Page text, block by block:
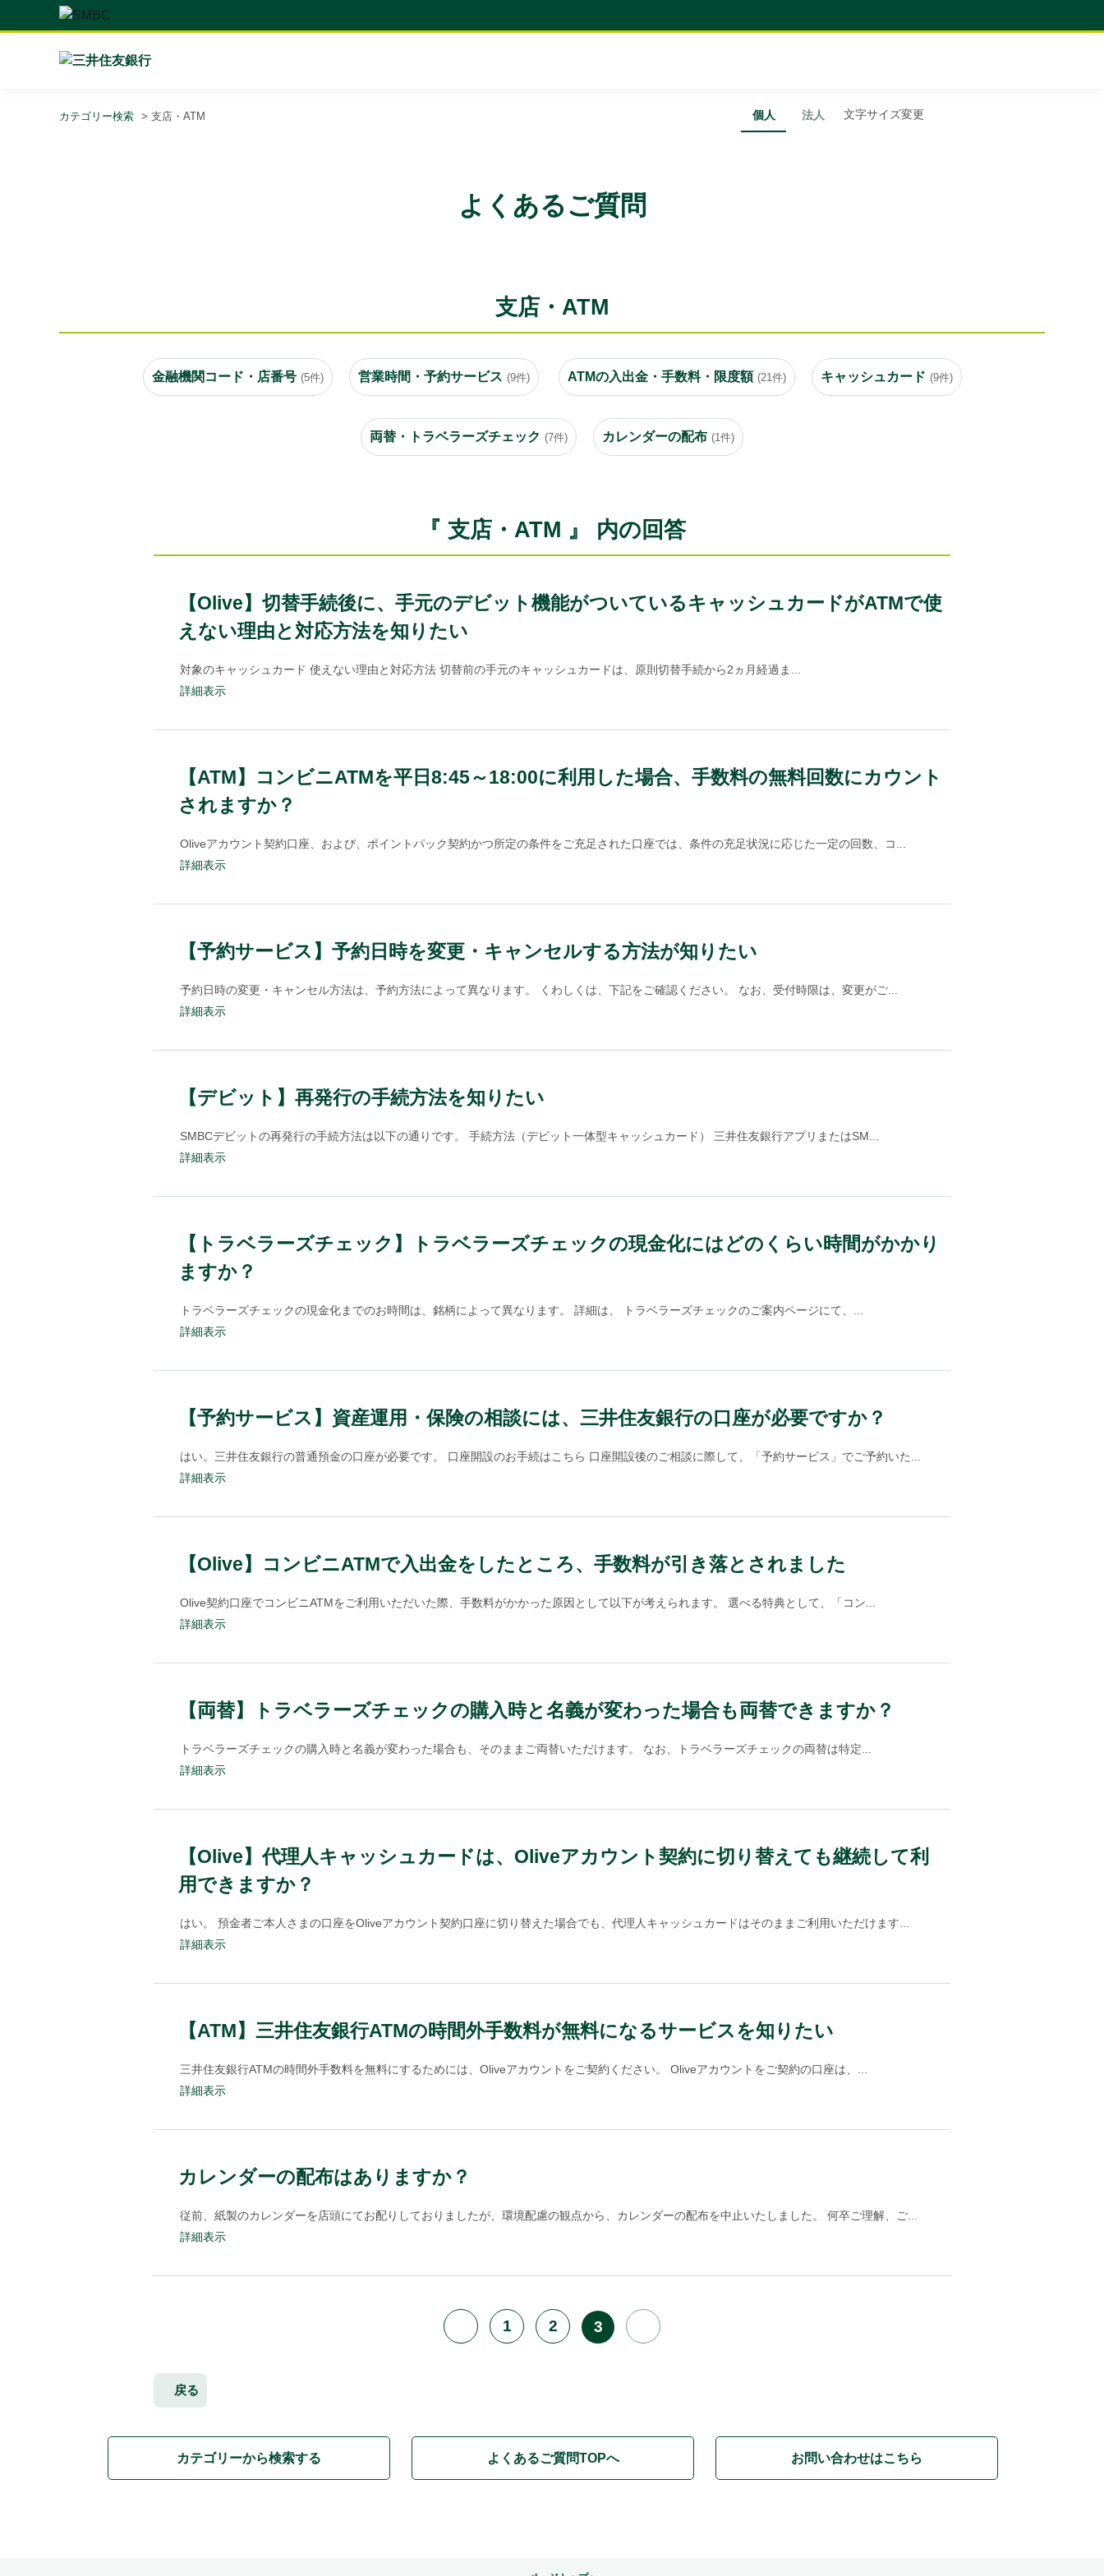
個人 法人 文字サイズ変更
カテゴリー検索 > 支店・ATM
よくあるご質問
支店・ATM
金融機関コード・店番号 (5件) 営業時間・予約サービス (9件) ATMの入出金・手数料・限度額 (21件) キャッシュカード (9件)
両替・トラベラーズチェック (7件) カレンダーの配布 (1件)
『 支店・ATM 』 内の回答
【Olive】切替手続後に、手元のデビット機能がついているキャッシュカードがATMで使
えない理由と対応方法を知りたい
対象のキャッシュカード 使えない理由と対応方法 切替前の手元のキャッシュカードは、原則切替手続から2ヵ月経過ま...
詳細表示
【ATM】コンビニATMを平日8:45～18:00に利用した場合、手数料の無料回数にカウント
されますか？
Oliveアカウント契約口座、および、ポイントパック契約かつ所定の条件をご充足された口座では、条件の充足状況に応じた一定の回数、コ...
詳細表示
【予約サービス】予約日時を変更・キャンセルする方法が知りたい
予約日時の変更・キャンセル方法は、予約方法によって異なります。 くわしくは、下記をご確認ください。 なお、受付時限は、変更がご...
詳細表示
【デビット】再発行の手続方法を知りたい
SMBCデビットの再発行の手続方法は以下の通りです。 手続方法（デビット一体型キャッシュカード） 三井住友銀行アプリまたはSM...
詳細表示
【トラベラーズチェック】トラベラーズチェックの現金化にはどのくらい時間がかかり
ますか？
トラベラーズチェックの現金化までのお時間は、銘柄によって異なります。 詳細は、 トラベラーズチェックのご案内ページにて、...
詳細表示
【予約サービス】資産運用・保険の相談には、三井住友銀行の口座が必要ですか？
はい。三井住友銀行の普通預金の口座が必要です。 口座開設のお手続はこちら 口座開設後のご相談に際して、「予約サービス」でご予約いた...
詳細表示
【Olive】コンビニATMで入出金をしたところ、手数料が引き落とされました
Olive契約口座でコンビニATMをご利用いただいた際、手数料がかかった原因として以下が考えられます。 選べる特典として、「コン...
詳細表示
【両替】トラベラーズチェックの購入時と名義が変わった場合も両替できますか？
トラベラーズチェックの購入時と名義が変わった場合も、そのままご両替いただけます。 なお、トラベラーズチェックの両替は特定...
詳細表示
【Olive】代理人キャッシュカードは、Oliveアカウント契約に切り替えても継続して利
用できますか？
はい。 預金者ご本人さまの口座をOliveアカウント契約口座に切り替えた場合でも、代理人キャッシュカードはそのままご利用いただけます...
詳細表示
【ATM】三井住友銀行ATMの時間外手数料が無料になるサービスを知りたい
三井住友銀行ATMの時間外手数料を無料にするためには、Oliveアカウントをご契約ください。 Oliveアカウントをご契約の口座は、...
詳細表示
カレンダーの配布はありますか？
従前、紙製のカレンダーを店頭にてお配りしておりましたが、環境配慮の観点から、カレンダーの配布を中止いたしました。 何卒ご理解、ご...
詳細表示
1 2 3
戻る
カテゴリーから検索する よくあるご質問TOPへ お問い合わせはこちら